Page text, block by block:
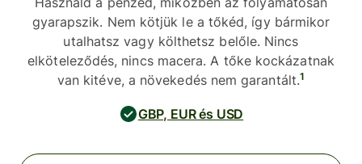
gyarapszik. Nem kötjük le a tőkéd, így bármikor
utalhatsz vagy költhetsz belőle. Nincs
elköteleződés, nincs macera. A tőke kockázatnak
van kitéve, a növekedés nem garantált.1
GBP, EUR és USD